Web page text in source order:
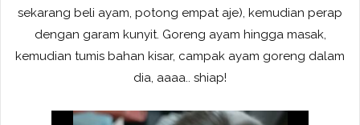
sekarang beli ayam, potong empat aje), kemudian perap
dengan garam kunyit. Goreng ayam hingga masak,
kemudian tumis bahan kisar, campak ayam goreng dalam
dia, aaaa.. shiap!